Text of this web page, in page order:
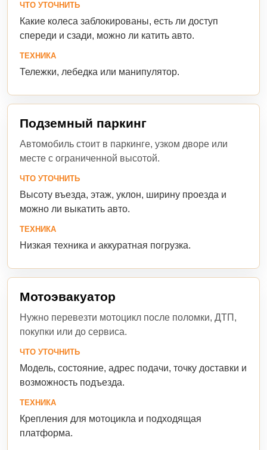
ЧТО УТОЧНИТЬ
Какие колеса заблокированы, есть ли доступ
спереди и сзади, можно ли катить авто.
ТЕХНИКА
Тележки, лебедка или манипулятор.
Подземный паркинг
Автомобиль стоит в паркинге, узком дворе или
месте с ограниченной высотой.
ЧТО УТОЧНИТЬ
Высоту въезда, этаж, уклон, ширину проезда и
можно ли выкатить авто.
ТЕХНИКА
Низкая техника и аккуратная погрузка.
Мотоэвакуатор
Нужно перевезти мотоцикл после поломки, ДТП,
покупки или до сервиса.
ЧТО УТОЧНИТЬ
Модель, состояние, адрес подачи, точку доставки и
возможность подъезда.
ТЕХНИКА
Крепления для мотоцикла и подходящая
платформа.